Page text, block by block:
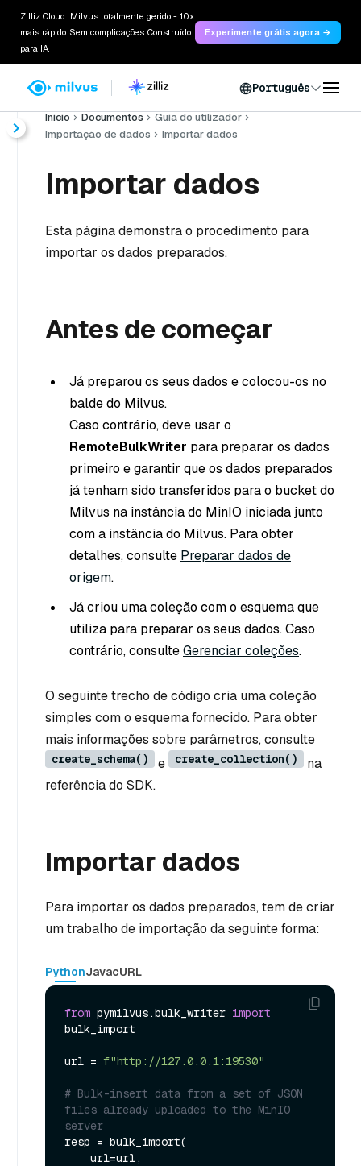
Zilliz Cloud: Milvus totalmente gerido - 10x
mais rápido. Sem complicações. Construído
para IA.
Experimente grátis agora →
Português
Início Documentos
Guia do utilizador
Importação de dados
Importar dados
Importar dados
Esta página demonstra o procedimento para
importar os dados preparados.
Antes de começar
Já preparou os seus dados e colocou-os no
balde do Milvus.
Caso contrário, deve usar o
RemoteBulkWriter para preparar os dados
primeiro e garantir que os dados preparados
já tenham sido transferidos para o bucket do
Milvus na instância do MinIO iniciada junto
com a instância do Milvus. Para obter
detalhes, consulte Preparar dados de
origem.
Já criou uma coleção com o esquema que
utiliza para preparar os seus dados. Caso
contrário, consulteGerenciar coleções.
O seguinte trecho de código cria uma coleção
simples com o esquema fornecido. Para obter
mais informações sobre parâmetros, consulte
create_schema() e create_collection()
na
referência do SDK.
Importar dados
Para importar os dados preparados, tem de criar
um trabalho de importação da seguinte forma:
PythonJavacURL
from pymilvus.bulk_writer import
bulk_import
url = f"http://127.0.0.1:19530"
# Bulk-insert data from a set of JSON
files already uploaded to the MinIO
server
resp = bulk_import(